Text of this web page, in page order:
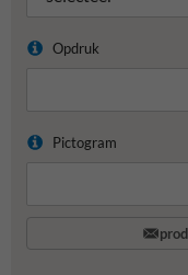
Opdruk
Pictogram